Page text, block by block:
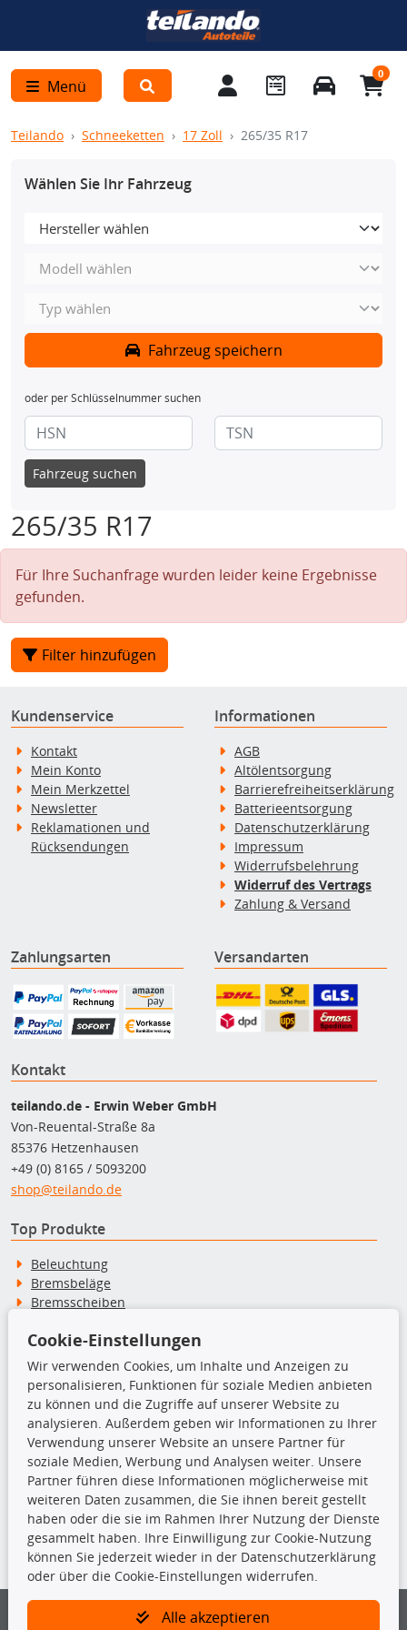
Menü
0
Teilando Schneeketten 17 Zoll 265/35 R17
Wählen Sie Ihr Fahrzeug
Fahrzeug speichern
oder per Schlüsselnummer suchen
Fahrzeug suchen
265/35 R17
Für Ihre Suchanfrage wurden leider keine Ergebnisse
gefunden.
Filter hinzufügen
Kundenservice
Kontakt
Mein Konto
Mein Merkzettel
Newsletter
Reklamationen und
Rücksendungen
Informationen
AGB
Altölentsorgung
Barrierefreiheitserklärung
Batterieentsorgung
Datenschutzerklärung
Impressum
Widerrufsbelehrung
Widerruf des Vertrags
Zahlung & Versand
Zahlungsarten Versandarten
Kontakt
teilando.de - Erwin Weber GmbH
Von-Reuental-Straße 8a
85376 Hetzenhausen
+49 (0) 8165 / 5093200
shop@teilando.de
Top Produkte
Beleuchtung
Bremsbeläge
Bremsscheiben
Querlenker
Radlager
Stoßdämpfer
TecDoc Inside
Die hier angezeigten Daten insbesondere die gesamte Datenbank dürfen
nicht kopiert werden.
Es ist zu unterlassen, die Daten oder die gesamte Datenbank ohne
vorherige Zustimmung von TecDoc zu vervielfältigen, zu verbreiten
und/oder diese Handlungen durch Dritte ausführen zu lassen. Ein
Cookie-Einstellungen
Wir verwenden Cookies, um Inhalte und Anzeigen zu
personalisieren, Funktionen für soziale Medien anbieten
zu können und die Zugriffe auf unserer Website zu
analysieren. Außerdem geben wir Informationen zu Ihrer
Verwendung unserer Website an unsere Partner für
soziale Medien, Werbung und Analysen weiter. Unsere
Partner führen diese Informationen möglicherweise mit
weiteren Daten zusammen, die Sie ihnen bereit gestellt
haben oder die sie im Rahmen Ihrer Nutzung der Dienste
gesammelt haben. Ihre Einwilligung zur Cookie-Nutzung
können Sie jederzeit wieder in der Datenschutzerklärung
oder über die Cookie-Einstellungen widerrufen.
Alle akzeptieren